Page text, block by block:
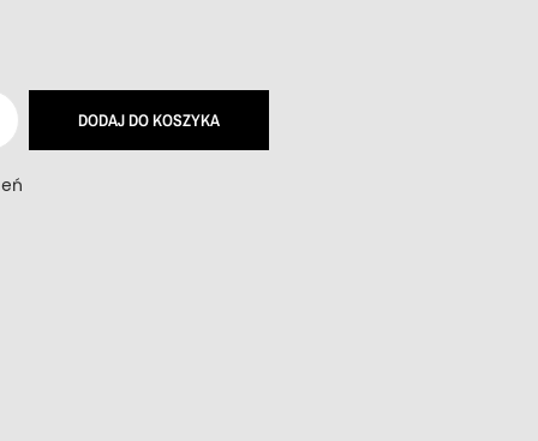
DODAJ DO KOSZYKA